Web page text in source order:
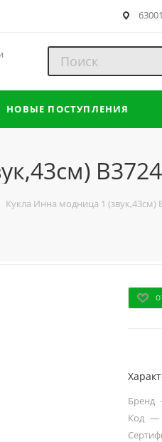
НОВЫЕ ПОСТУПЛЕНИЯ
Кукла Инна модница 1 (звук,43см)
Бренд
Код —